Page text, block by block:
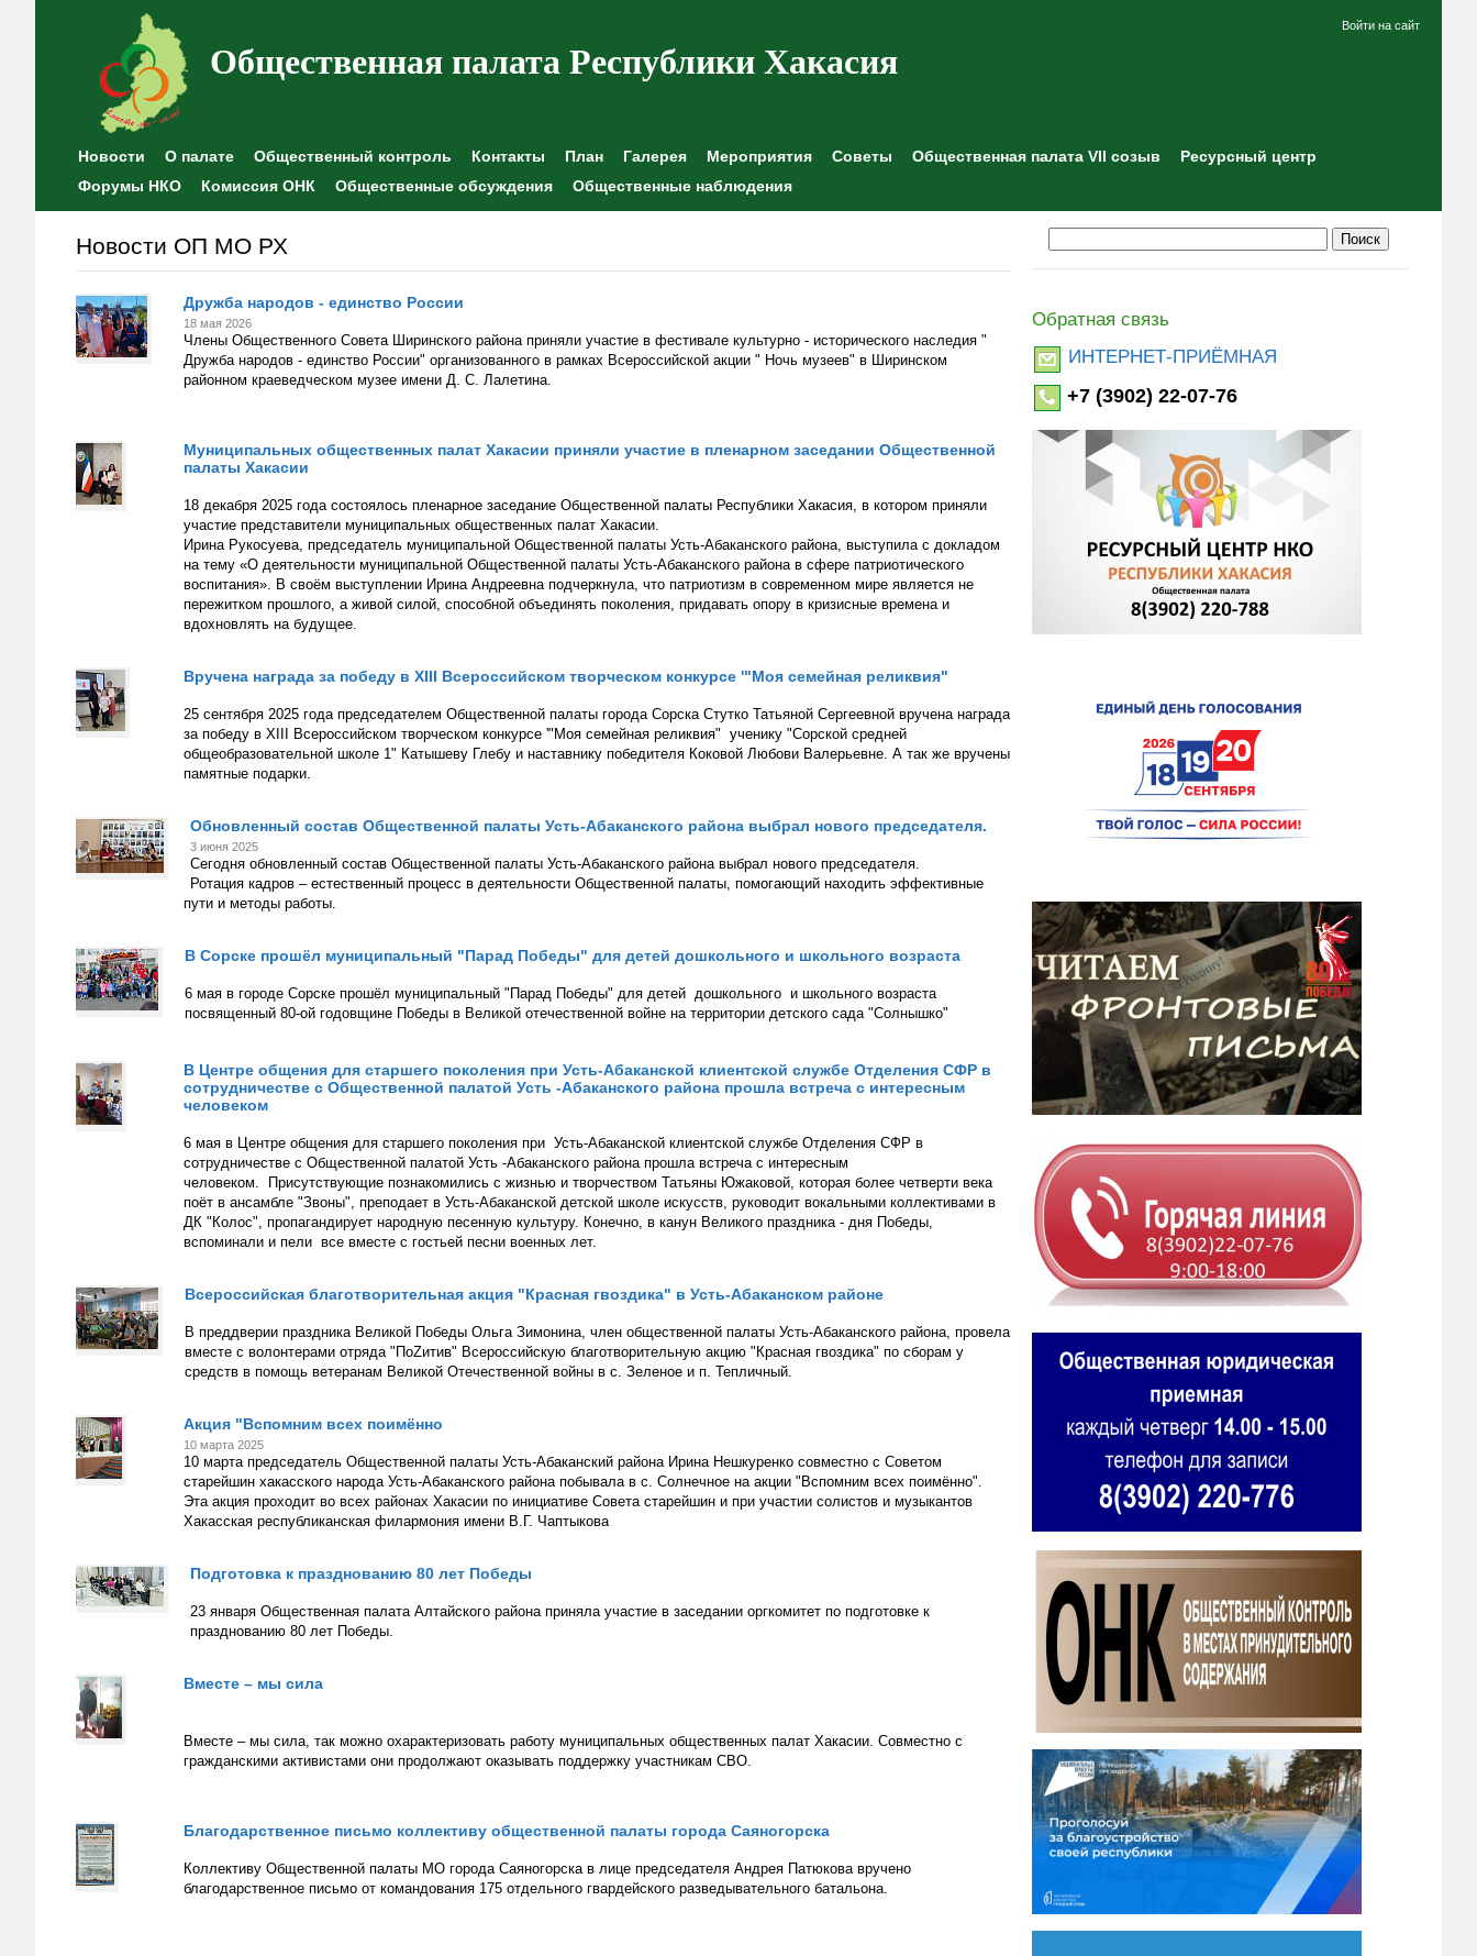
Общественная палата Республики Хакасия
Войти на сайт
Новости О палате Общественный контроль Контакты План Галерея Мероприятия Советы Общественная палата VII созыв
Ресурсный центр
Форумы НКО
Комиссия ОНК Общественные обсуждения Общественные наблюдения
Новости ОП МО РХ
Дружба народов - единство России
18 мая 2026
Члены Общественного Совета Ширинского района приняли участие в фестивале культурно - исторического наследия "
Дружба народов - единство России" организованного в рамках Всероссийской акции " Ночь музеев" в Ширинском
районном краеведческом музее имени Д. С. Лалетина.
Муниципальных общественных палат Хакасии приняли участие в пленарном заседании Общественной
палаты Хакасии
18 декабря 2025 года состоялось пленарное заседание Общественной палаты Республики Хакасия, в котором приняли
участие представители муниципальных общественных палат Хакасии.
Ирина Рукосуева, председатель муниципальной Общественной палаты Усть-Абаканского района, выступила с докладом
на тему «О деятельности муниципальной Общественной палаты Усть-Абаканского района в сфере патриотического
воспитания». В своём выступлении Ирина Андреевна подчеркнула, что патриотизм в современном мире является не
пережитком прошлого, а живой силой, способной объединять поколения, придавать опору в кризисные времена и
вдохновлять на будущее.
Вручена награда за победу в XIII Всероссийском творческом конкурсе '"Моя семейная реликвия"
25 сентября 2025 года председателем Общественной палаты города Сорска Стутко Татьяной Сергеевной вручена награда
за победу в XIII Всероссийском творческом конкурсе '"Моя семейная реликвия" ученику "Сорской средней
общеобразовательной школе 1" Катышеву Глебу и наставнику победителя Коковой Любови Валерьевне. А так же вручены
памятные подарки.
Обновленный состав Общественной палаты Усть-Абаканского района выбрал нового председателя.
3 июня 2025
Сегодня обновленный состав Общественной палаты Усть-Абаканского района выбрал нового председателя.
Ротация кадров – естественный процесс в деятельности Общественной палаты, помогающий находить эффективные
пути и методы работы.
В Сорске прошёл муниципальный "Парад Победы" для детей дошкольного и школьного возраста
6 мая в городе Сорске прошёл муниципальный "Парад Победы" для детей дошкольного и школьного возраста
посвященный 80-ой годовщине Победы в Великой отечественной войне на территории детского сада "Солнышко"
В Центре общения для старшего поколения при Усть-Абаканской клиентской службе Отделения СФР в
сотрудничестве с Общественной палатой Усть -Абаканского района прошла встреча с интересным
человеком
6 мая в Центре общения для старшего поколения при Усть-Абаканской клиентской службе Отделения СФР в
сотрудничестве с Общественной палатой Усть -Абаканского района прошла встреча с интересным
человеком. Присутствующие познакомились с жизнью и творчеством Татьяны Южаковой, которая более четверти века
поёт в ансамбле "Звоны", преподает в Усть-Абаканской детской школе искусств, руководит вокальными коллективами в
ДК "Колос", пропагандирует народную песенную культуру. Конечно, в канун Великого праздника - дня Победы,
вспоминали и пели все вместе с гостьей песни военных лет.
Всероссийская благотворительная акция "Красная гвоздика" в Усть-Абаканском районе
В преддверии праздника Великой Победы Ольга Зимонина, член общественной палаты Усть-Абаканского района, провела
вместе с волонтерами отряда "ПоZитив" Всероссийскую благотворительную акцию "Красная гвоздика" по сборам у
средств в помощь ветеранам Великой Отечественной войны в с. Зеленое и п. Тепличный.
Акция "Вспомним всех поимённо
10 марта 2025
10 марта председатель Общественной палаты Усть-Абаканский района Ирина Нешкуренко совместно с Советом
старейшин хакасского народа Усть-Абаканского района побывала в с. Солнечное на акции "Вспомним всех поимённо".
Эта акция проходит во всех районах Хакасии по инициативе Совета старейшин и при участии солистов и музыкантов
Хакасская республиканская филармония имени В.Г. Чаптыкова
Подготовка к празднованию 80 лет Победы
23 января Общественная палата Алтайского района приняла участие в заседании оргкомитет по подготовке к
празднованию 80 лет Победы.
Вместе – мы сила
Вместе – мы сила, так можно охарактеризовать работу муниципальных общественных палат Хакасии. Совместно с
гражданскими активистами они продолжают оказывать поддержку участникам СВО.
Благодарственное письмо коллективу общественной палаты города Саяногорска
Коллективу Общественной палаты МО города Саяногорска в лице председателя Андрея Патюкова вручено
благодарственное письмо от командования 175 отдельного гвардейского разведывательного батальона.
Обратная связь
ИНТЕРНЕТ-ПРИЁМНАЯ
+7 (3902) 22-07-76